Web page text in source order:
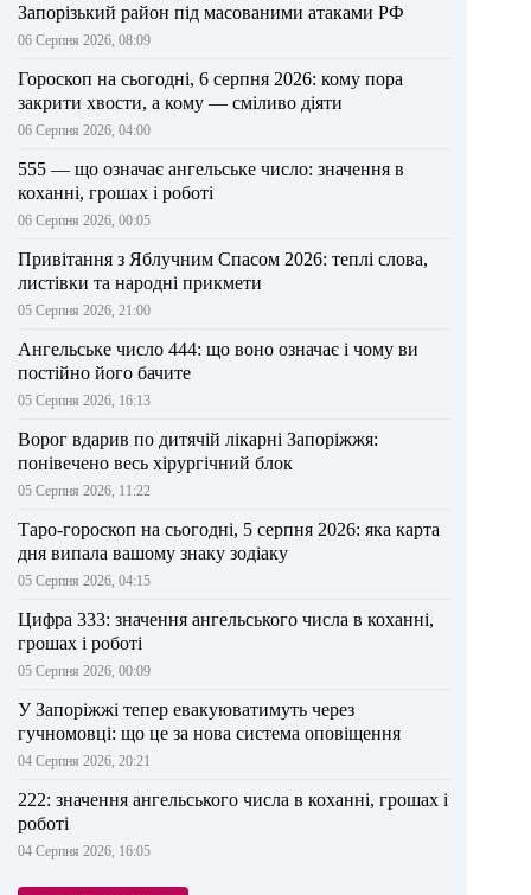
Запорізький район під масованими атаками РФ
06 Серпня 2026, 08:09
Гороскоп на сьогодні, 6 серпня 2026: кому пора
закрити хвости, а кому — сміливо діяти
06 Серпня 2026, 04:00
555 — що означає ангельське число: значення в
коханні, грошах і роботі
06 Серпня 2026, 00:05
Привітання з Яблучним Спасом 2026: теплі слова,
листівки та народні прикмети
05 Серпня 2026, 21:00
Ангельське число 444: що воно означає і чому ви
постійно його бачите
05 Серпня 2026, 16:13
Ворог вдарив по дитячій лікарні Запоріжжя:
понівечено весь хірургічний блок
05 Серпня 2026, 11:22
Таро-гороскоп на сьогодні, 5 серпня 2026: яка карта
дня випала вашому знаку зодіаку
05 Серпня 2026, 04:15
Цифра 333: значення ангельського числа в коханні,
грошах і роботі
05 Серпня 2026, 00:09
У Запоріжжі тепер евакуюватимуть через
гучномовці: що це за нова система оповіщення
04 Серпня 2026, 20:21
222: значення ангельського числа в коханні, грошах і
роботі
04 Серпня 2026, 16:05